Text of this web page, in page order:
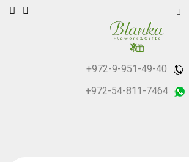
+972-9-951-49-40
+972-54-811-7464